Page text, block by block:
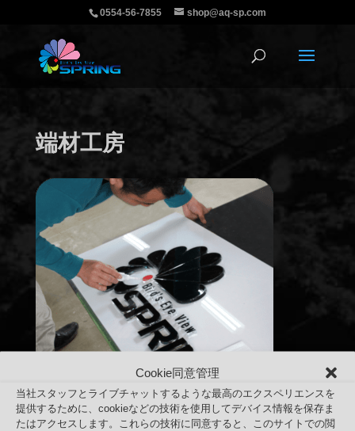
Cookie同意管理
当社スタッフとライブチャットするような最高のエクスペリエンスを
提供するために、cookieなどの技術を使用してデバイス情報を保存ま
たはアクセスします。これらの技術に同意すると、このサイトでの閲
0554-56-7855 shop@aq-sp.com
端材工房